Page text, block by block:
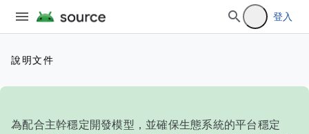
登入
說明文件
為配合主幹穩定開發模型，並確保生態系統的平台穩定